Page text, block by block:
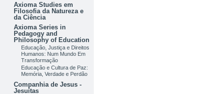
Axioma Studies em
Filosofia da Natureza e
da Ciência
Axioma Series in
Pedagogy and
Philosophy of Education
Educação, Justiça e Direitos
Humanos: Num Mundo Em
Transformação
Educação e Cultura de Paz:
Memória, Verdade e Perdão
Companhia de Jesus -
Jesuítas